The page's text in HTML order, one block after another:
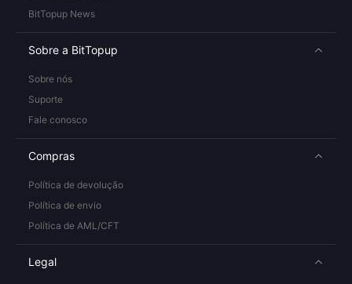
BitTopup News
Sobre a BitTopup
Sobre nós
Suporte
Fale conosco
Compras
Política de devolução
Política de envio
Política de AML/CFT
Legal